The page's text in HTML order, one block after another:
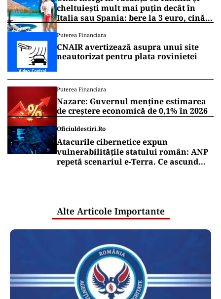
cheltuiești mult mai puțin decât în
Italia sau Spania: bere la 3 euro, cină
Puterea Financiara
CNAIR avertizează asupra unui site
neautorizat pentru plata rovinietei
Puterea Financiara
Nazare: Guvernul menține estimarea
de creștere economică de 0,1% în 2026
Oficiuldestiri.ro
Atacurile cibernetice expun
vulnerabilitățile statului român: ANP
repetă scenariul e‑Terra. Ce ascund
Alte Articole Importante